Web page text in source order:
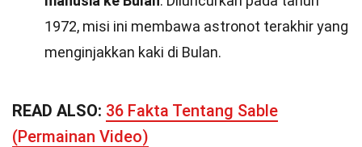
1972, misi ini membawa astronot terakhir yang
menginjakkan kaki di Bulan.
READ ALSO: 36 Fakta Tentang Sable
(Permainan Video)